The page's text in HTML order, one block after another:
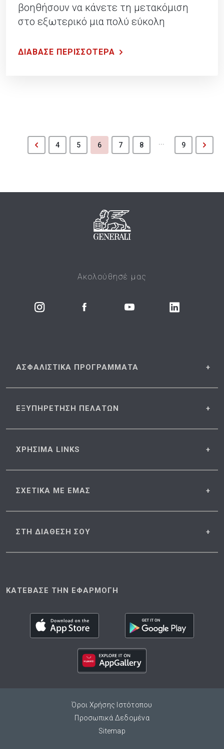
βοηθήσουν να κάνετε τη μετακόμιση
στο εξωτερικό μια πολύ εύκολη
ΔΙΑΒΑΣΕ ΠΕΡΙΣΣΟΤΕΡΑ
4 5 6 7 8 9
Ακολούθησέ μας
ΑΣΦΑΛΙΣΤΙΚΑ ΠΡΟΓΡΑΜΜΑΤΑ
ΕΞΥΠΗΡΕΤΗΣΗ ΠΕΛΑΤΩΝ
ΧΡΗΣΙΜΑ LINKS
ΣΧΕΤΙΚΑ ΜΕ ΕΜΑΣ
ΣΤΗ ΔΙΑΘΕΣΗ ΣΟΥ
ΚΑΤΕΒΑΣΕ ΤΗΝ ΕΦΑΡΜΟΓΗ
Όροι Χρήσης Ιστότοπου
Προσωπικά Δεδομένα
Sitemap